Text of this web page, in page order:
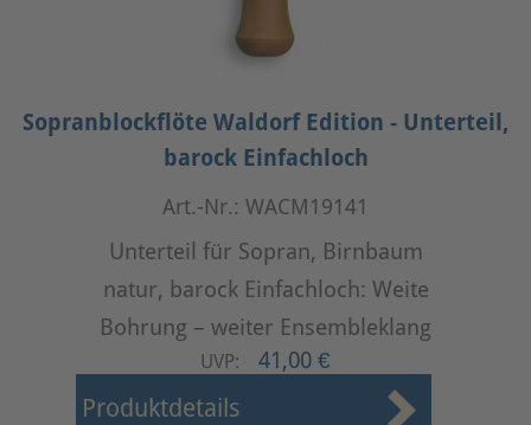
Sopranblockflöte Waldorf Edition - Unterteil,
barock Einfachloch
Art.-Nr.: WACM19141
Unterteil für Sopran, Birnbaum
natur, barock Einfachloch: Weite
Bohrung – weiter Ensembleklang
UVP: 41,00 €
Produktdetails